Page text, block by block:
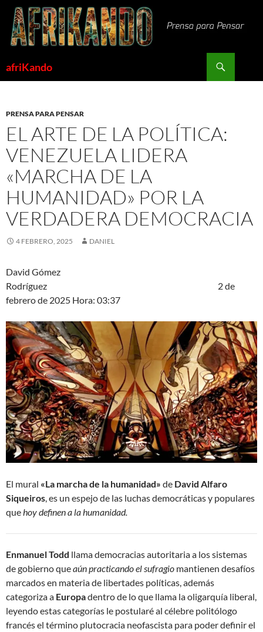
Saltar
contenido
afriKando
PRENSA PARA PENSAR
EL ARTE DE LA POLÍTICA:
VENEZUELA LIDERA
«MARCHA DE LA
HUMANIDAD» POR LA
VERDADERA DEMOCRACIA
4 FEBRERO, 2025 DANIEL
David Gómez
Rodríguez 2 de
febrero de 2025 Hora: 03:37
El mural «La marcha de la humanidad» de David Alfaro
Siqueiros , es un espejo de las luchas democráticas y populares
que hoy definen a la humanidad.
Enmanuel Todd llama democracias autoritaria a los sistemas
de gobierno queaún practicando el sufragio mantienen desafíos
marcados en materia de libertades políticas, además
categoriza a Europadentro de lo que llama la oligarquía liberal,
leyendo estas categorías le postularé al célebre politólogo
francés el término plutocracia neofascista para poder definir el